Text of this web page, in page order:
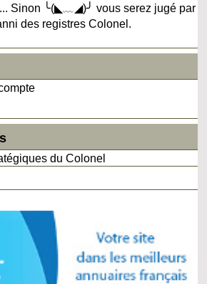
Sinon ╰(◣﹏◢)╯ vous serez jugé par
des registres Colonel.
du Colonel